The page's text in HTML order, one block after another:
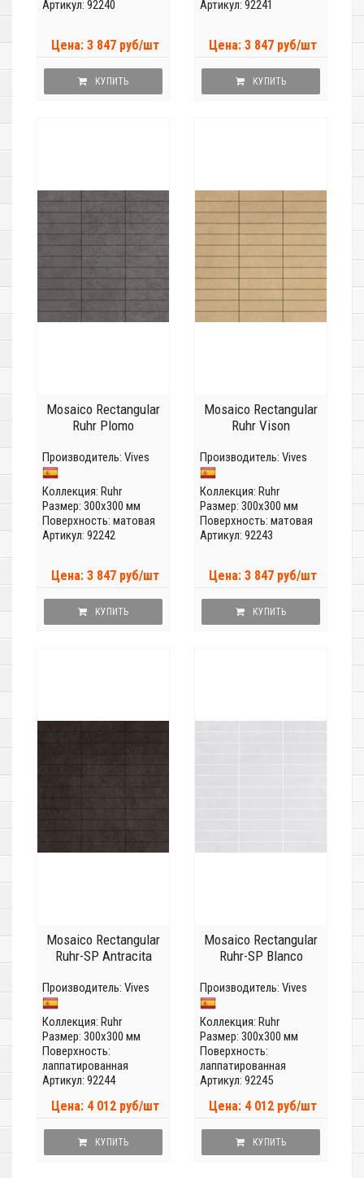
Артикул: 92240
Цена: 3 847 руб/шт
КУПИТЬ
Артикул: 92241
Цена: 3 847 руб/шт
КУПИТЬ
Mosaico Rectangular
Ruhr Plomo
Производитель: Vives
Коллекция: Ruhr
Размер: 300x300 мм
Поверхность: матовая
Артикул: 92242
Цена: 3 847 руб/шт
КУПИТЬ
Mosaico Rectangular
Ruhr Vison
Производитель: Vives
Коллекция: Ruhr
Размер: 300x300 мм
Поверхность: матовая
Артикул: 92243
Цена: 3 847 руб/шт
КУПИТЬ
Mosaico Rectangular
Ruhr-SP Antracita
Производитель: Vives
Коллекция: Ruhr
Размер: 300x300 мм
Поверхность:
лаппатированная
Артикул: 92244
Цена: 4 012 руб/шт
КУПИТЬ
Mosaico Rectangular
Ruhr-SP Blanco
Производитель: Vives
Коллекция: Ruhr
Размер: 300x300 мм
Поверхность:
лаппатированная
Артикул: 92245
Цена: 4 012 руб/шт
КУПИТЬ